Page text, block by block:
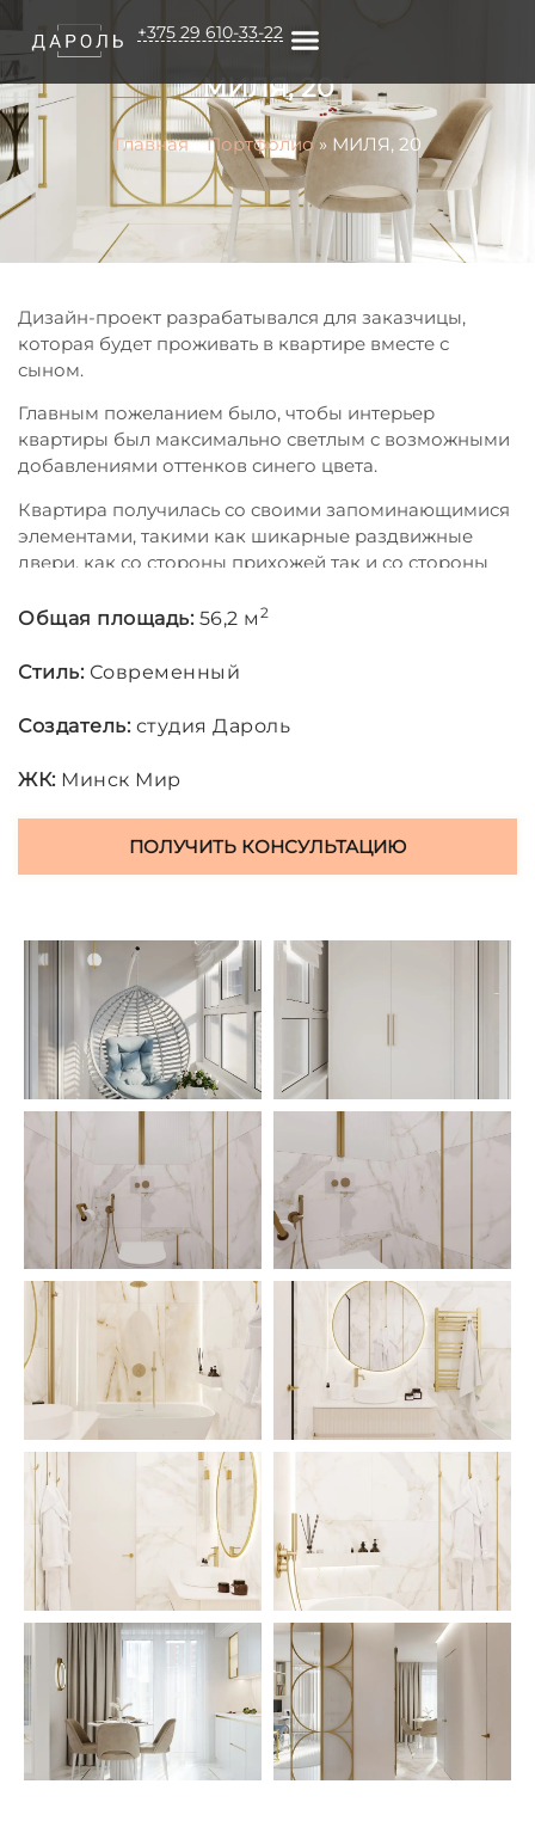
+375 29 610-33-22
МИЛЯ, 20
Главная»Портфолио» МИЛЯ, 20
Дизайн-проект разрабатывался для заказчицы,
которая будет проживать в квартире вместе с
сыном.
Главным пожеланием было, чтобы интерьер
квартиры был максимально светлым с возможными
добавлениями оттенков синего цвета.
Квартира получилась со своими запоминающимися
элементами, такими как шикарные раздвижные
двери, как со стороны прихожей так и со стороны
почти в каждом помещении, которое объединяет и
Общая площадь: 56,2 м 2
Стиль: Современный
Создатель: студия Дароль
ЖК: Минск Мир
ПОЛУЧИТЬ КОНСУЛЬТАЦИЮ